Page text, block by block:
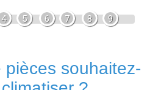
4 5 6 7 8 9
pièces souhaitez-